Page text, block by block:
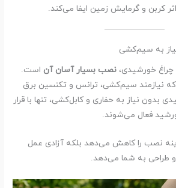
کربن و گرمایش زمین ایفا می‌کند.
چراغ خورشیدی،نصب بسیار آسان آن است.
نیازمند سیم‌کشی، ترانس و تکنسین برق
بدون نیاز به حفاری و کابل‌کشی، تنها با قرار
فعال می‌شوند.
نصب را کاهش می‌دهد بلکه آزادی عمل
و طراحی به شما می‌دهد.